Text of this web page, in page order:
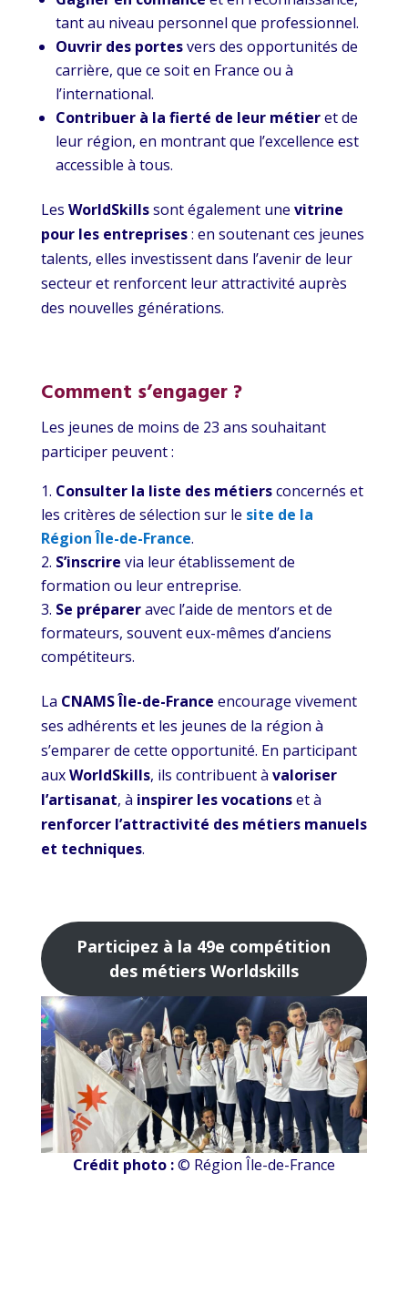
tant au niveau personnel que professionnel.
Ouvrir des portesvers des opportunités de
carrière, que ce soit en France ou à
l’international.
Contribuer à la fierté de leur métieret de
leur région, en montrant que l’excellence est
accessible à tous.
Les WorldSkillssont également une vitrine
pour les entreprises: en soutenant ces jeunes
talents, elles investissent dans l’avenir de leur
secteur et renforcent leur attractivité auprès
des nouvelles générations.
Comment s’engager ?
Les jeunes de moins de 23 ans souhaitant
participer peuvent :
Consulter la liste des métiersconcernés et
les critères de sélection sur le site de la
Région Île-de-France.
S’inscrire via leur établissement de
formation ou leur entreprise.
Se prépareravec l’aide de mentors et de
formateurs, souvent eux-mêmes d’anciens
compétiteurs.
La CNAMS Île-de-France encourage vivement
ses adhérents et les jeunes de la région à
s’emparer de cette opportunité. En participant
auxWorldSkills, ils contribuent à valoriser
l’artisanat, à inspirer les vocationset à
renforcer l’attractivité des métiers manuels
et techniques.
Participez à la 49e compétition
des métiers Worldskills
Crédit photo :© Région Île-de-France